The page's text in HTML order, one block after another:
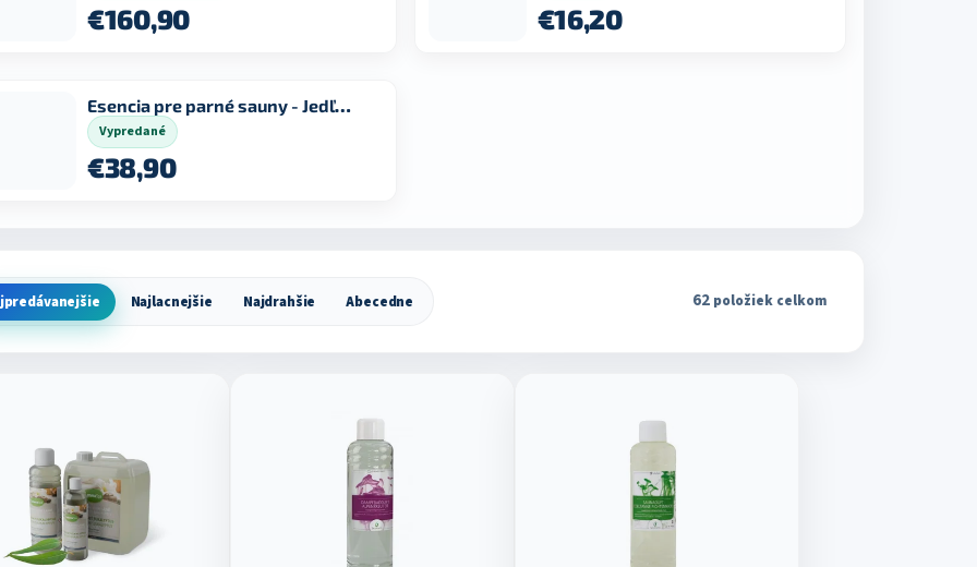
€160,90 €16,20
Esencia pre parné sauny - Jedľové ihličie 1 l
Vypredané
€38,90
Najlacnejšie Najdrahšie Abecedne 62 položiek celkom